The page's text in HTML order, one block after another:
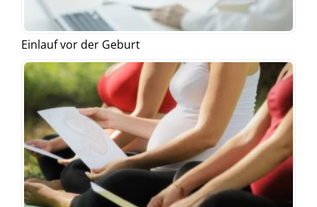
Einlauf vor der Geburt